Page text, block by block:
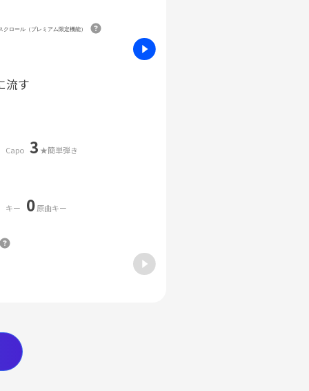
クロール（プレミアム限定機能）
流す
Capo 3 ★簡単弾き
キー 0原曲キー